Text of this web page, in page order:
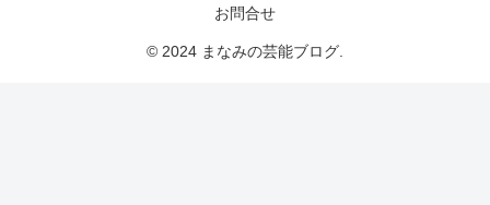
お問合せ
© 2024 まなみの芸能ブログ.